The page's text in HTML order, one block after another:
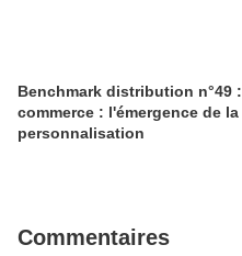
Benchmark distribution n°49 :
commerce : l'émergence de la
personnalisation
Commentaires